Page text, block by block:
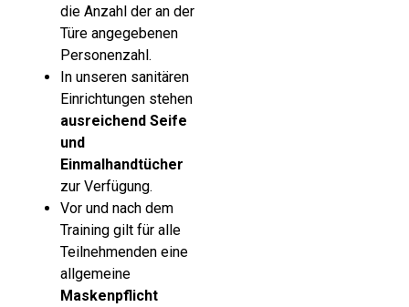
die Anzahl der an der
Türe angegebenen
Personenzahl.
In unseren sanitären
Einrichtungen stehen
ausreichend Seife
und
Einmalhandtücher
zur Verfügung.
Vor und nach dem
Training gilt für alle
Teilnehmenden eine
allgemeine
Maskenpflicht